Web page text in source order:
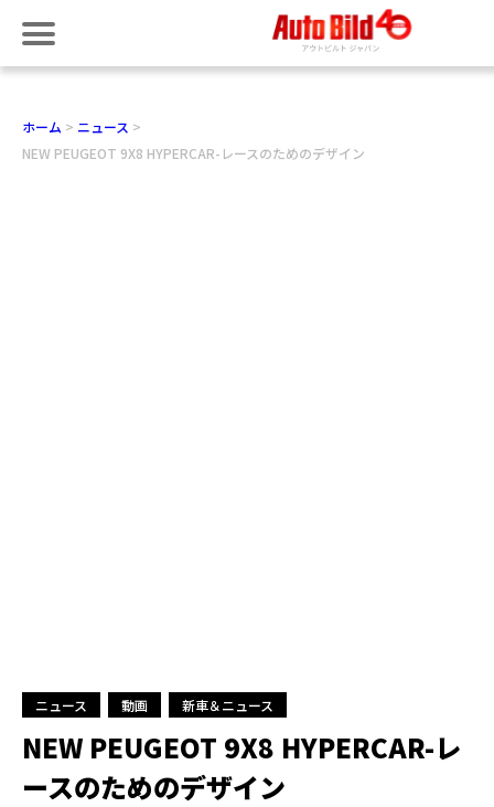
ホーム
ニュース
NEW PEUGEOT 9X8 HYPERCAR-レースのためのデザイン
ニュース 動画 新車＆ニュース
NEW PEUGEOT 9X8 HYPERCAR-レ
ースのためのデザイン